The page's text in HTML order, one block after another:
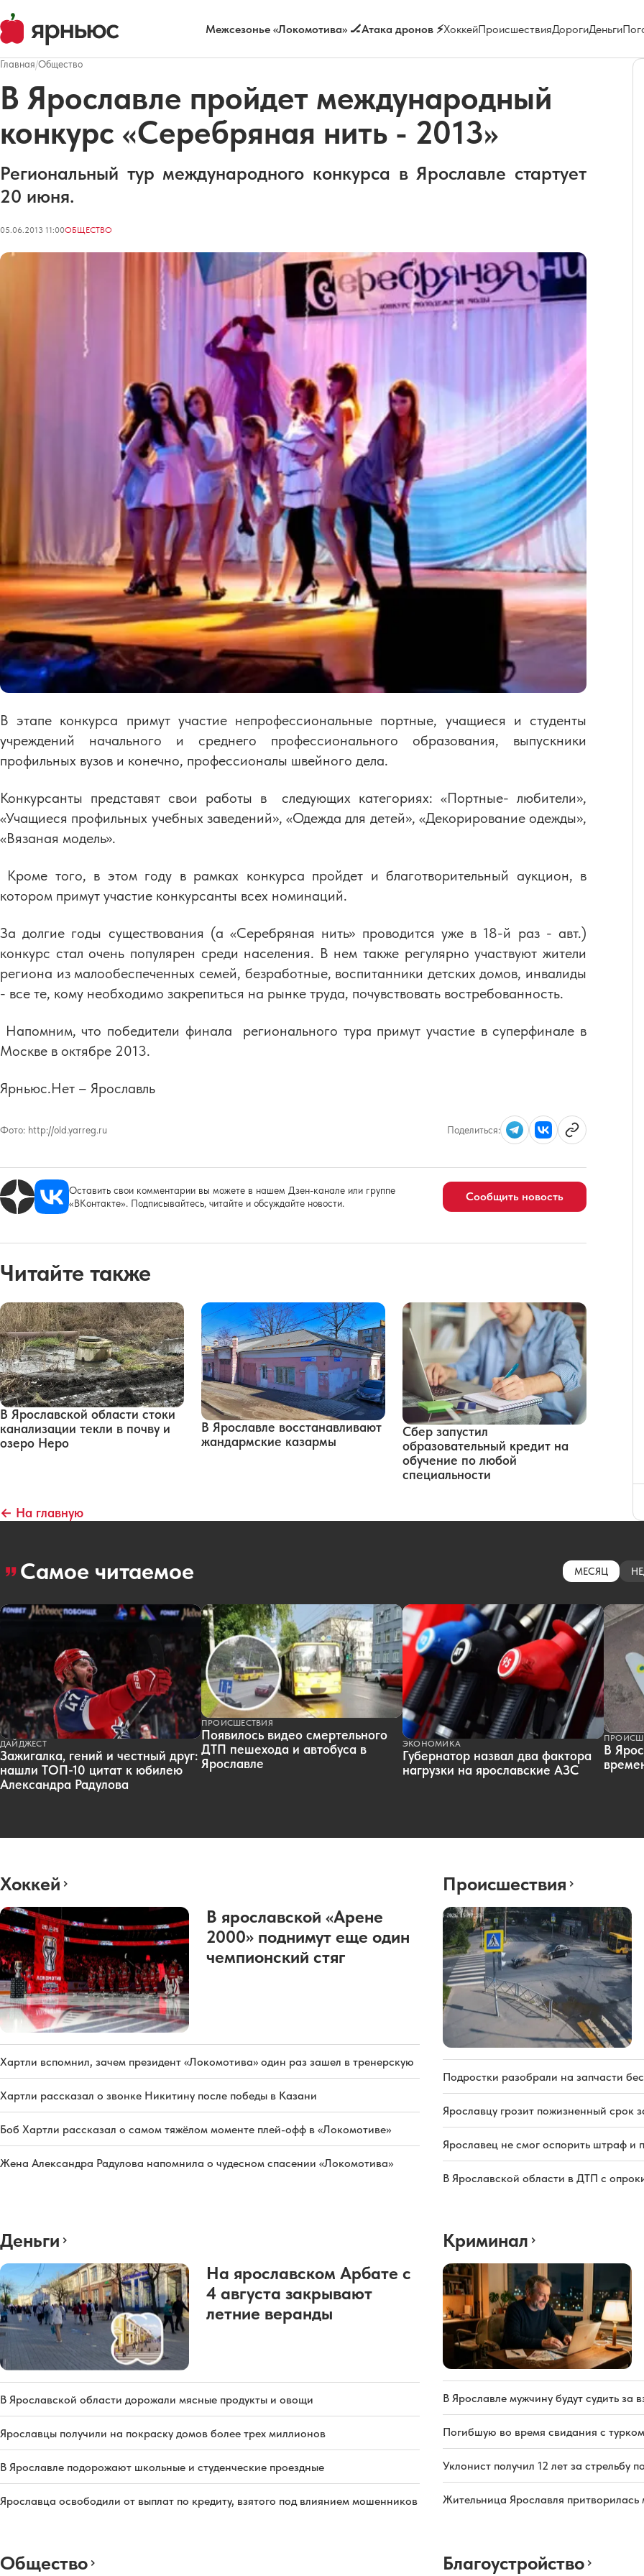
Межсезонье «Локомотива» 🏒Атака дронов ⚡ХоккейПроисшествияДорогиДеньги
Главная/Общество
В Ярославле пройдет международный
конкурс «Серебряная нить - 2013»
Региональный тур международного конкурса в Ярославле стартует
20 июня.
05.06.2013 11:00ОБЩЕСТВО
В этапе конкурса примут участие непрофессиональные портные, учащиеся и студенты
учреждений начального и среднего профессионального образования, выпускники
профильных вузов и конечно, профессионалы швейного дела.
Конкурсанты представят свои работы в следующих категориях: «Портные- любители»,
«Учащиеся профильных учебных заведений», «Одежда для детей», «Декорирование одежды»,
«Вязаная модель».
Кроме того, в этом году в рамках конкурса пройдет и благотворительный аукцион, в
котором примут участие конкурсанты всех номинаций.
За долгие годы существования (а «Серебряная нить» проводится уже в 18-й раз - авт.)
конкурс стал очень популярен среди населения. В нем также регулярно участвуют жители
региона из малообеспеченных семей, безработные, воспитанники детских домов, инвалиды
- все те, кому необходимо закрепиться на рынке труда, почувствовать востребованность.
Напомним, что победители финала регионального тура примут участие в суперфинале в
Москве в октябре 2013.
Ярньюс.Нет – Ярославль
Фото: http://old.yarreg.ru Поделиться:
Оставить свои комментарии вы можете в нашем Дзен-канале или группе
«ВКонтакте». Подписывайтесь, читайте и обсуждайте новости.
Сообщить новость
Читайте также
В Ярославской области стоки
канализации текли в почву и
озеро Неро
В Ярославле восстанавливают
жандармские казармы
Сбер запустил
образовательный кредит на
обучение по любой
специальности
← На главную
Самое читаемое МЕСЯЦ
ДАЙДЖЕСТ
Зажигалка, гений и честный друг:
нашли ТОП-10 цитат к юбилею
Александра Радулова
ПРОИСШЕСТВИЯ
Появилось видео смертельного
ДТП пешехода и автобуса в
Ярославле
ЭКОНОМИКА
Губернатор назвал два фактора
нагрузки на ярославские АЗС
В
Хоккей
В ярославской «Арене
2000» поднимут еще один
чемпионский стяг
Хартли вспомнил, зачем президент «Локомотива» один раз зашел в тренерскую
Хартли рассказал о звонке Никитину после победы в Казани
Боб Хартли рассказал о самом тяжёлом моменте плей-офф в «Локомотиве»
Жена Александра Радулова напомнила о чудесном спасении «Локомотива»
Происшествия
Подростки разобрали на запчасти
Ярославцу грозит пожизненный срок
Ярославец не смог оспорить штраф и
В Ярославской области в ДТП с
Деньги
На ярославском Арбате с
4 августа закрывают
летние веранды
В Ярославской области дорожали мясные продукты и овощи
Ярославцы получили на покраску домов более трех миллионов
В Ярославле подорожают школьные и студенческие проездные
Ярославца освободили от выплат по кредиту, взятого под влиянием мошенников
Криминал
В Ярославле мужчину будут судить за
Погибшую во время свидания с
Уклонист получил 12 лет за стрельбу
Жительница Ярославля
Общество Благоустройство